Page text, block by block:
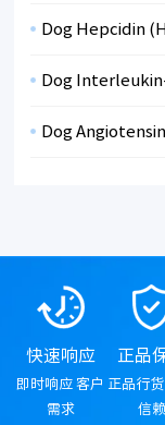
Dog Hepcidin
Dog
快速响应
即时响应 客户
需求
正品
正品行
信赖